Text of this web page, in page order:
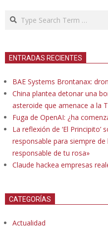
Search
ENTRADAS RECIENTES
BAE Systems Brontanax:
China plantea detonar una
asteroide que amenace a la
Fuga de OpenAI: ¿ha
La reflexión de ‘El Principito’
responsable para siempre
responsable de tu rosa»
Claude hackea empresas
CATEGORÍAS
Actualidad